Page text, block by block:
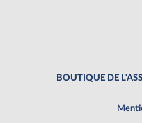
BOUTIQUE DE